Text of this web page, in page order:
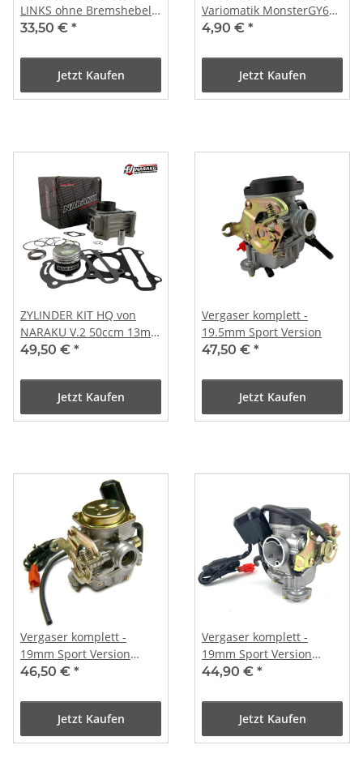
LINKS ohne Bremshebel -
Ausführung langes
33,50 € *
Jetzt Kaufen
Variomatik MonsterGY6
Speed-up-Kit für GY6 /
4,90 € *
Jetzt Kaufen
ZYLINDER KIT HQ von
NARAKU V.2 50ccm 13mm
Kolbenbolzen Für 4-TAKT
49,50 € *
Jetzt Kaufen
Vergaser komplett -
19.5mm Sport Version
47,50 € *
Jetzt Kaufen
Vergaser komplett -
19mm Sport Version
(Metall Deckel)
46,50 € *
Jetzt Kaufen
Vergaser komplett -
19mm Sport Version
(Plastik Deckel)
44,90 € *
Jetzt Kaufen